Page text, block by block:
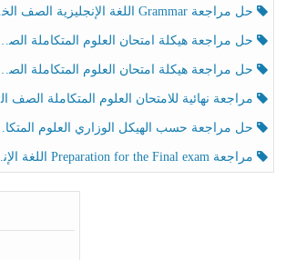
حل مراجعة Grammar اللغة الإنجليزية الصف الخامس الفصل الثالث
حل مراجعة هيكلة امتحان العلوم المتكاملة الصف الخامس انسبير الفصل الثالث
حل مراجعة هيكلة امتحان العلوم المتكاملة الصف الخامس عام الفصل الثالث
مراجعة نهائية للامتحان العلوم المتكاملة الصف الخامس انسبير الفصل الثالث
حل مراجعة حسب الهيكل الوزاري العلوم المتكاملة الصف الخامس عام الفصل الثالث
مراجعة Preparation for the Final exam اللغة الإنجليزية الصف الرابع الفصل الثالث